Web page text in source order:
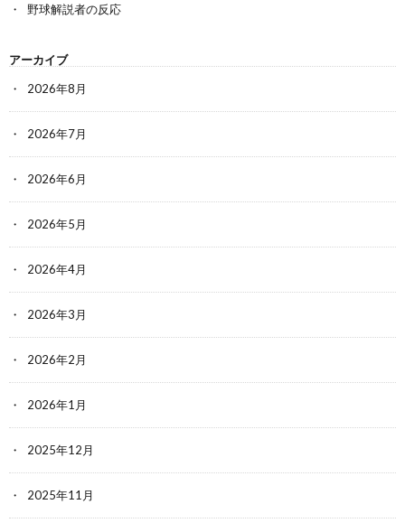
野球解説者の反応
アーカイブ
2026年8月
2026年7月
2026年6月
2026年5月
2026年4月
2026年3月
2026年2月
2026年1月
2025年12月
2025年11月